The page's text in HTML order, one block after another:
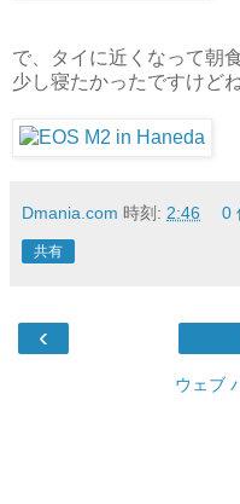
で、タイに近くなって朝
少し寝たかったですけど
Dmania.com 時刻: 2:46 0
共有
‹
ウェブ